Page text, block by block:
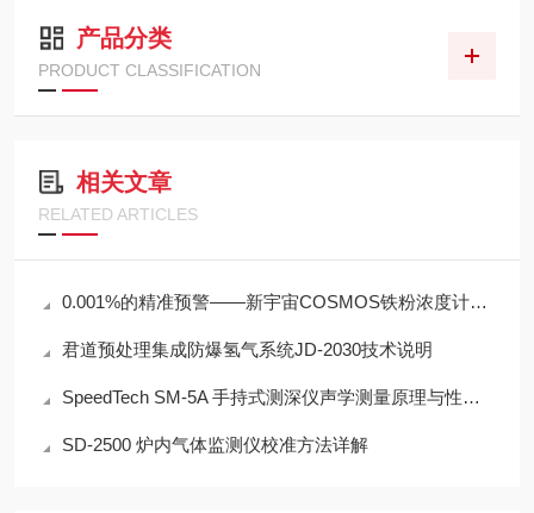
产品分类
PRODUCT CLASSIFICATION
相关文章
RELATED ARTICLES
0.001%的精准预警——新宇宙COSMOS铁粉浓度计SDM-72守护齿轮箱健康
君道预处理集成防爆氢气系统JD-2030技术说明
SpeedTech SM-5A 手持式测深仪声学测量原理与性能分析
SD-2500 炉内气体监测仪校准方法详解